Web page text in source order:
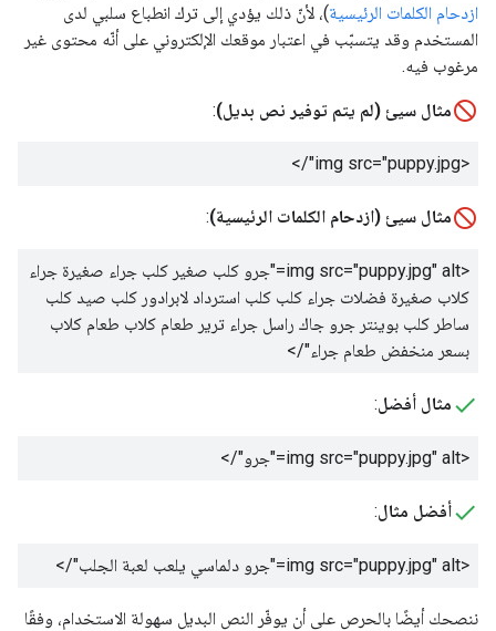
ازدحام الكلمات الرئيسية)، لأنّ ذلك يؤدي إلى ترك انطباع سلبي لدى
المستخدم وقد يتسبّب في اعتبار موقعك الإلكتروني على أنّه محتوى غير
مرغوب فيه.
مثال سيئ (لم يتم توفير نص بديل):
<img src="puppy.jpg"/>
مثال سيئ (ازدحام الكلمات الرئيسية):
<img src="puppy.jpg" alt="
جرو كلب صغير كلب جراء صغيرة جراء
كلاب صغيرة فضلات جراء كلب كلب استرداد لابرادور كلب صيد كلب
ساطر كلب بوينتر جرو جاك راسل جراء ترير طعام كلاب طعام كلاب
بسعر منخفض طعام جراء"/>
مثال أفضل:
<img src="puppy.jpg" alt=" جرو"/>
أفضل مثال:
<img src="puppy.jpg" alt=" جرو دلماسي يلعب لعبة الجلب"/>
ننصحك أيضًا بالحرص على أن يوفّر النص البديل سهولة الاستخدام، وفقًا